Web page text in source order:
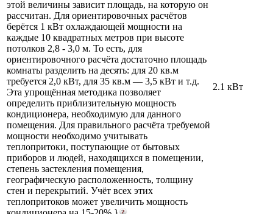
этой величины зависит площадь, на которую он
рассчитан. Для ориентировочных расчётов
берётся 1 кВт охлаждающей мощности на
каждые 10 квадратных метров при высоте
потолков 2,8 - 3,0 м. То есть, для
ориентировочного расчёта достаточно площадь
комнаты разделить на десять: для 20 кв.м
требуется 2,0 кВт, для 35 кв.м — 3,5 кВт и т.д.
Эта упрощённая методика позволяет
определить приблизительную мощность
кондиционера, необходимую для данного
помещения. Для правильного расчёта требуемой
мощности необходимо учитывать
теплопритоки, поступающие от бытовых
приборов и людей, находящихся в помещении,
степень застекления помещения,
географическую расположенность, толщину
стен и перекрытий. Учёт всех этих
теплопритоков может увеличить мощность
2.1 кВт